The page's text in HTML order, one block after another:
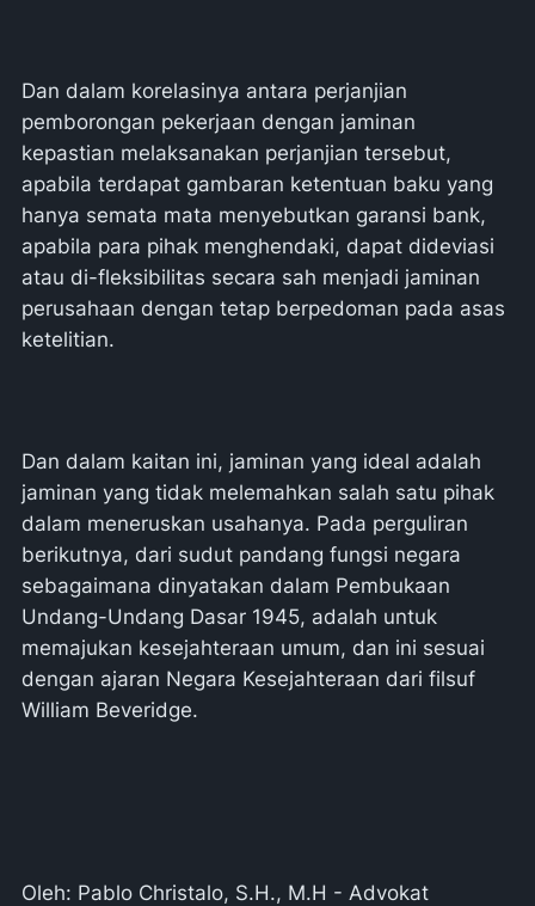
Dan dalam korelasinya antara perjanjian
pemborongan pekerjaan dengan jaminan
kepastian melaksanakan perjanjian tersebut,
apabila terdapat gambaran ketentuan baku yang
hanya semata mata menyebutkan garansi bank,
apabila para pihak menghendaki, dapat dideviasi
atau di-fleksibilitas secara sah menjadi jaminan
perusahaan dengan tetap berpedoman pada asas
ketelitian.
Dan dalam kaitan ini, jaminan yang ideal adalah
jaminan yang tidak melemahkan salah satu pihak
dalam meneruskan usahanya. Pada perguliran
berikutnya, dari sudut pandang fungsi negara
sebagaimana dinyatakan dalam Pembukaan
Undang-Undang Dasar 1945, adalah untuk
memajukan kesejahteraan umum, dan ini sesuai
dengan ajaran Negara Kesejahteraan dari filsuf
William Beveridge.
Oleh: Pablo Christalo, S.H., M.H - Advokat